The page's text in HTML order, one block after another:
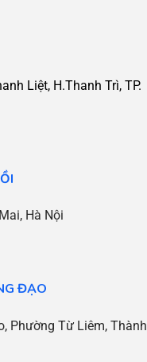
Liệt, H.Thanh Trì, TP.
Hà Nội
ĐẠO
Phường Từ Liêm, Thành